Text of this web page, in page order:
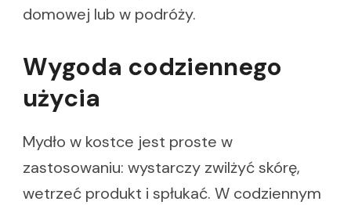
domowej lub w podróży.
Wygoda codziennego
użycia
Mydło w kostce jest proste w
zastosowaniu: wystarczy zwilżyć skórę,
wetrzeć produkt i spłukać. W codziennym